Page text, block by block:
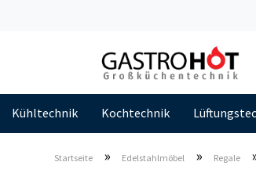
Kühltechnik Kochtechnik
Startseite » Edelstahlmöbel » Regale